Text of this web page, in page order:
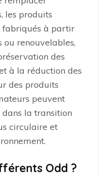
les produits
fabriqués à partir
renouvelables,
des
à la réduction des
des produits
peuvent
la transition
circulaire et
Odd ?